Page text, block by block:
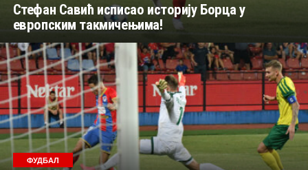
Стефан Савић исписао историју Борца у
европским такмичењима!
ФУДБАЛ